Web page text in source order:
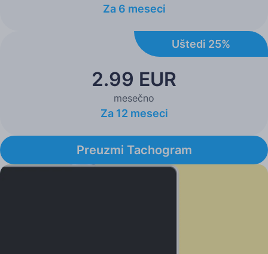
Za 6 meseci
Uštedi 25%
2.99 EUR
mesečno
Za 12 meseci
Preuzmi Tachogram